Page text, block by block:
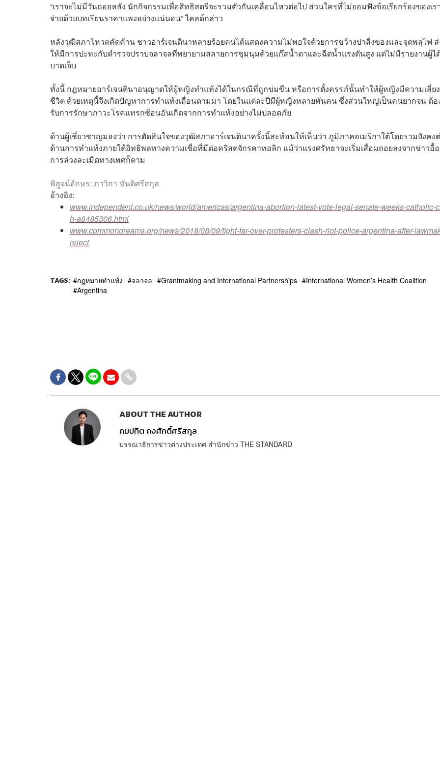
“เราจะไม่มีวันถอยหลัง นักกิจกรรมเพื่อสิทธิสตรีจะรวมตัวกันเคลื่อนไหวต่อไป ส่วนใครที่ไม่ยอมฟังข้อเรียกร้องของเร
จ่ายด้วยบทเรียนราคาแพงอย่างแน่นอน” ไคลด์กล่าว
หลังวุฒิสภาโหวตคัดค้าน ชาวอาร์เจนตินาหลายร้อยคนได้แสดงความไม่พอใจด้วยการขว้างปาสิ่งของและจุดพลุไฟ
ให้มีการปะทะกับตำรวจปราบจลาจลที่พยายามสลายการชุมนุมด้วยแก๊สน้ำตาและฉีดน้ำแรงดันสูง แต่ไม่มีรายงานผู้ไ
บาดเจ็บ
ทั้งนี้ กฎหมายอาร์เจนตินาอนุญาตให้ผู้หญิงทำแท้งได้ในกรณีที่ถูกข่มขืน หรือการตั้งครรภ์นั้นทำให้ผู้หญิงมีความเสี่ย
ชีวิต ด้วยเหตุนี้จึงเกิดปัญหาการทำแท้งเถื่อนตามมา โดยในแต่ละปีมีผู้หญิงหลายพันคน ซึ่งส่วนใหญ่เป็นคนยากจน ต้อ
รับการรักษาภาวะโรคแทรกซ้อนอันเกิดจากการทำแท้งอย่างไม่ปลอดภัย
ด้านผู้เชี่ยวชาญมองว่า การตัดสินใจของวุฒิสภาอาร์เจนตินาครั้งนี้สะท้อนให้เห็นว่า ภูมิภาคอเมริกาใต้โดยรวมยังคง
ต้านการทำแท้งภายใต้อิทธิพลทางความเชื่อที่มีต่อคริสตจักรคาทอลิก แม้ว่าแรงศรัทธาจะเริ่มเสื่อมถอยลงจากข่าวอื้
การล่วงละเมิดทางเพศก็ตาม
พิสูจน์อักษร: ภาวิกา ขันติศรีสกุล
อ้างอิง:
www.independent.co.uk/news/world/americas/argentina-abortion-latest-vote-legal-senate-weeks-catholic-
h-a8485306.html
www.commondreams.org/news/2018/08/09/fight-far-over-protesters-clash-riot-police-argentina-after-
reject
TAGS: กฎหมายทำแท้ง จลาจล Grantmaking and International Partnerships
International Women’s Health Coalition
Argentina
ABOUT THE AUTHOR
คมปทิต คงศักดิ์ศรีสกุล
บรรณาธิการข่าวต่างประเทศ สำนักข่าว THE STANDARD